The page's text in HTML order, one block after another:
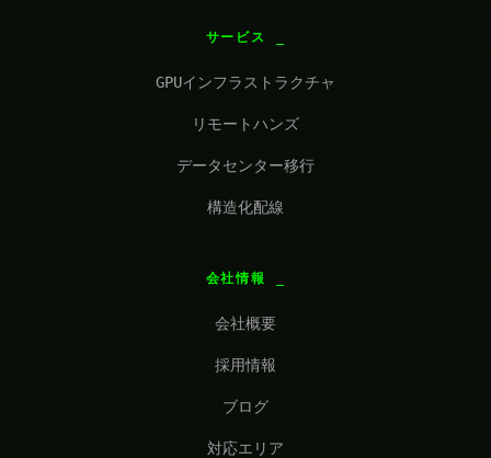
サービス
GPUインフラストラクチャ
リモートハンズ
データセンター移行
構造化配線
会社情報
会社概要
採用情報
ブログ
対応エリア